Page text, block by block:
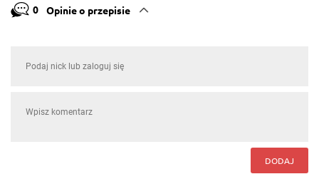
0 Opinie o przepisie
DODAJ